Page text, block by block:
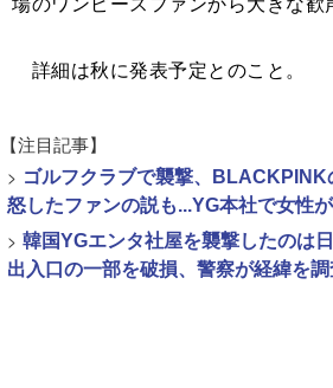
詳細は秋に発表予定とのこと。
【注目記事】
> ゴルフクラブで襲撃、BLACKPINK
怒したファンの説も...YG本社で女性
> 韓国YGエンタ社屋を襲撃したのは
出入口の一部を破損、警察が経緯を